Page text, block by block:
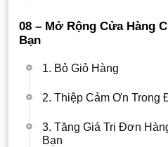
08 – Mở Rộng Cửa Hàng
Bạn
1. Bỏ Giỏ Hàng
2. Thiệp Cảm Ơn Trong
3. Tăng Giá Trị Đơn
Bạn